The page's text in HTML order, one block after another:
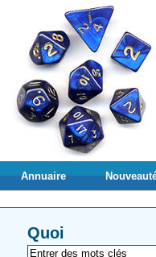
Annuaire
Quoi